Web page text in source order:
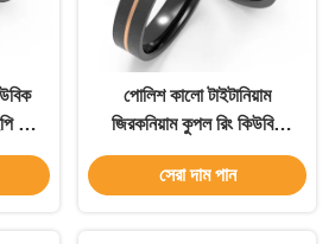
কে
পোলিশ কালো টাইটানিয়াম
জিরকনিয়াম কুপল রিং কিউবিক
জিরকনিয়াম দুই টোন আইপি গোল্ড
সেরা দাম পান